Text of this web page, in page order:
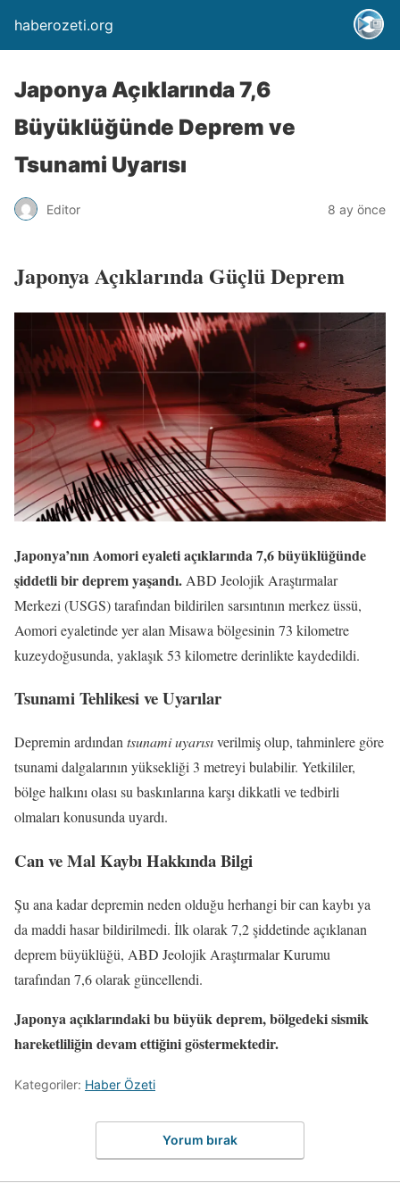
haberozeti.org
Japonya Açıklarında 7,6
Büyüklüğünde Deprem ve
Tsunami Uyarısı
Editor 8 ay önce
Japonya Açıklarında Güçlü Deprem
Japonya’nın Aomori eyaleti açıklarında 7,6 büyüklüğünde
şiddetli bir deprem yaşandı. ABD Jeolojik Araştırmalar
Merkezi (USGS) tarafından bildirilen sarsıntının merkez üssü,
Aomori eyaletinde yer alan Misawa bölgesinin 73 kilometre
kuzeydoğusunda, yaklaşık 53 kilometre derinlikte kaydedildi.
Tsunami Tehlikesi ve Uyarılar
Depremin ardından tsunami uyarısıverilmiş olup, tahminlere göre
tsunami dalgalarının yüksekliği 3 metreyi bulabilir. Yetkililer,
bölge halkını olası su baskınlarına karşı dikkatli ve tedbirli
olmaları konusunda uyardı.
Can ve Mal Kaybı Hakkında Bilgi
Şu ana kadar depremin neden olduğu herhangi bir can kaybı ya
da maddi hasar bildirilmedi. İlk olarak 7,2 şiddetinde açıklanan
deprem büyüklüğü, ABD Jeolojik Araştırmalar Kurumu
tarafından 7,6 olarak güncellendi.
Japonya açıklarındaki bu büyük deprem, bölgedeki sismik
hareketliliğin devam ettiğini göstermektedir.
Kategoriler: Haber Özeti
Yorum bırak